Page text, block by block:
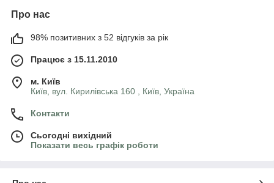
Про нас
98% позитивних з 52 відгуків за рік
Працює з 15.11.2010
м. Київ
Київ, вул. Кирилівська 160 , Київ, Україна
Контакти
Сьогодні вихідний
Показати весь графік роботи